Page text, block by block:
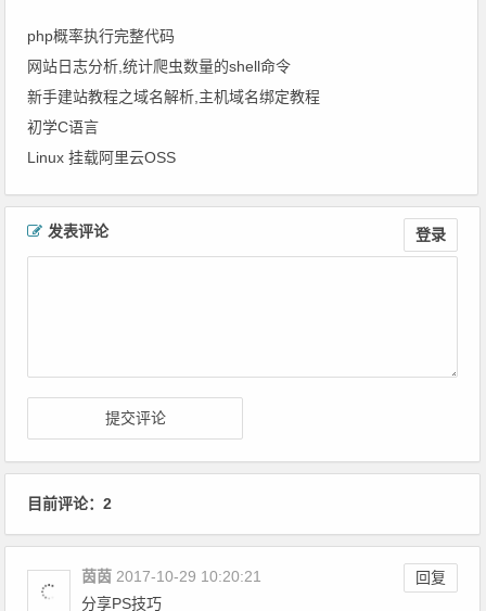
php概率执行完整代码
网站日志分析,统计爬虫数量的shell命令
新手建站教程之域名解析,主机域名绑定教程
初学C语言
Linux 挂载阿里云OSS
文章导航
发表评论 登录
目前评论：2
茵茵 回复
2017-10-29 10:20:21
分享PS技巧